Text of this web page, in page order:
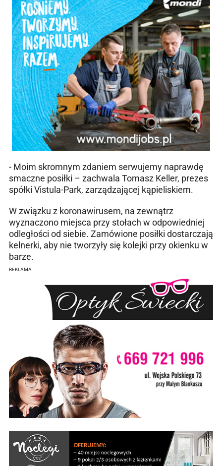
- Moim skromnym zdaniem serwujemy naprawdę
smaczne posiłki – zachwala Tomasz Keller, prezes
spółki Vistula-Park, zarządzającej kąpieliskiem.
W związku z koronawirusem, na zewnątrz
wyznaczono miejsca przy stołach w odpowiedniej
odległości od siebie. Zamówione posiłki dostarczają
kelnerki, aby nie tworzyły się kolejki przy okienku w
barze.
REKLAMA